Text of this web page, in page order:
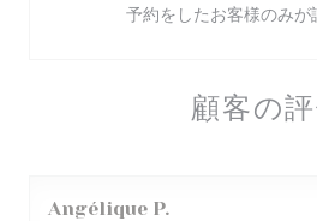
顧客の
Angélique P
予約をしたお客様のみが